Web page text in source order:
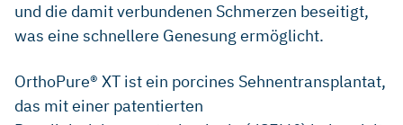
und die damit verbundenen Schmerzen beseitigt,
was eine schnellere Genesung ermöglicht.
OrthoPure® XT ist ein porcines Sehnentransplantat,
das mit einer patentierten